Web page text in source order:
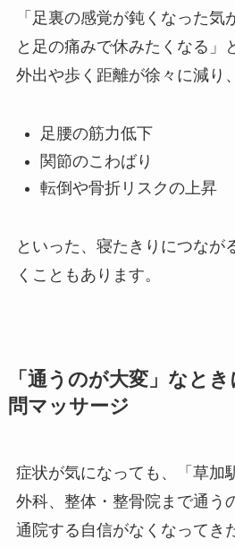
「足裏の感覚が鈍くなった気
と足の痛みで休みたくなる」
外出や歩く距離が徐々に減り、
足腰の筋力低下
関節のこわばり
転倒や骨折リスクの上昇
といった、寝たきりにつなが
くこともあります。
「通うのが大変」なと
問マッサージ
症状が気になっても、「草加
外科、整体・整骨院まで通う
通院する自信がなくなってき